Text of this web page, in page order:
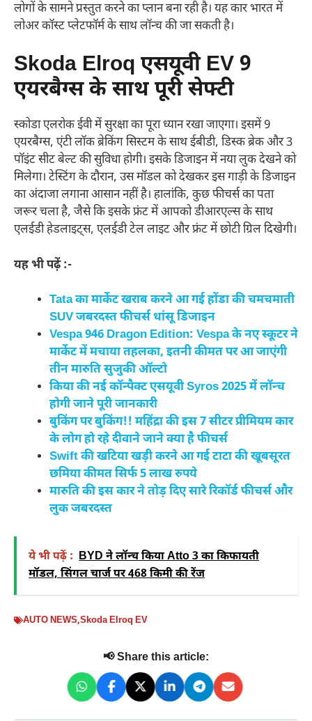
लोगों के सामने प्रस्तुत करने का प्लान बना रही है। यह कार भारत में
लोअर कॉस्ट प्लेटफॉर्म के साथ लॉन्च की जा सकती है।
Skoda Elroq एसयूवी EV 9
एयरबैग्स के साथ पूरी सेफ्टी
स्कोडा एलरोक ईवी में सुरक्षा का पूरा ध्यान रखा जाएगा। इसमें 9
एयरबैग्स, एंटी लॉक ब्रेकिंग सिस्टम के साथ ईबीडी, डिस्क ब्रेक और 3
पॉइंट सीट बेल्ट की सुविधा होगी। इसके डिजाइन में नया लुक देखने को
मिलेगा। टेस्टिंग के दौरान, उस मॉडल को देखकर इस गाड़ी के डिजाइन
का अंदाजा लगाना आसान नहीं है। हालांकि, कुछ फीचर्स का पता
जरूर चला है, जैसे कि इसके फ्रंट में आपको डीआरएल्स के साथ
एलईडी हेडलाइट्स, एलईडी टेल लाइट और फ्रंट में छोटी ग्रिल दिखेगी।
यह भी पढ़ें :-
Tata का मार्केट खराब करने आ गई होंडा की चमचमाती
SUV जबरदस्त फीचर्स धांसू डिजाइन
Vespa 946 Dragon Edition: Vespa के नए स्कूटर ने
मार्केट में मचाया तहलका, इतनी कीमत पर आ जाएंगी
तीन मारुति सुजुकी ऑल्टो
किया की नई कॉन्पैक्ट एसयूवी Syros 2025 में लॉन्च
होगी जाने पूरी जानकारी
बुकिंग पर बुकिंग!! महिंद्रा की इस 7 सीटर प्रीमियम कार
के लोग हो रहे दीवाने जाने क्या है फीचर्स
Swift की खटिया खड़ी करने आ गई टाटा की खूबसूरत
छमिया कीमत सिर्फ 5 लाख रुपये
मारुति की इस कार ने तोड़ दिए सारे रिकॉर्ड फीचर्स और
लुक जबरदस्त
ये भी पढ़ें : BYD ने लॉन्च किया Atto 3 का किफायती
मॉडल, सिंगल चार्ज पर 468 किमी की रेंज
AUTO NEWS,Skoda Elroq EV
📢 Share this article: